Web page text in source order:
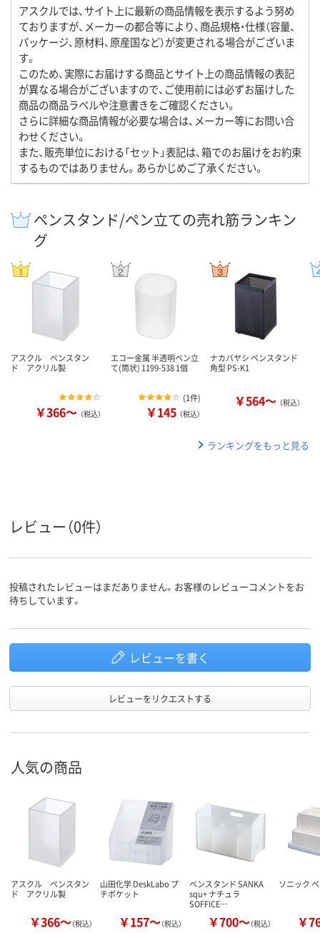
アスクルでは、サイト上に最新の商品情報を表示するよう努め
ておりますが、メーカーの都合等により、商品規格・仕様（容量、
パッケージ、原材料、原産国など）が変更される場合がございま
す。
このため、実際にお届けする商品とサイト上の商品情報の表記
が異なる場合がございますので、ご使用前には必ずお届けした
商品の商品ラベルや注意書きをご確認ください。
さらに詳細な商品情報が必要な場合は、メーカー等にお問い合
わせください。
また、販売単位における「セット」表記は、箱でのお届けをお約束
するものではありません。あらかじめご了承ください。
ペンスタンド/ペン立ての売れ筋ランキン
グ
アスクル ペンスタン
ド アクリル製
￥366～ （税込）
エコー金属 半透明ペン立
て(筒状) 1199-538 1個
(1件)
￥145 （税込）
ナカバヤシ ペンスタンド
角型 PS-K1
￥564～ （税込）
ランキングをもっと見る
レビュー（0件）
投稿されたレビューはまだありません。お客様のレビューコメントをお
待ちしています。
レビューを書く
レビューをリクエストする
人気の商品
アスクル ペンスタン
ド アクリル製
￥366～（税込）
山田化学 DeskLabo プ
チポケット
￥157～（税込）
ペンスタンド SANKA
squ+ ナチュラ
SOFFICE…
￥700～（税込）
ソニック
￥